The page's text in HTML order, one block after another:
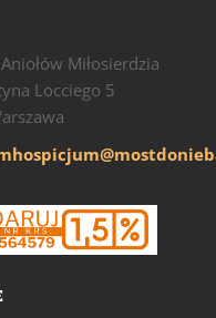
Miłosierdzia
Locciego 5